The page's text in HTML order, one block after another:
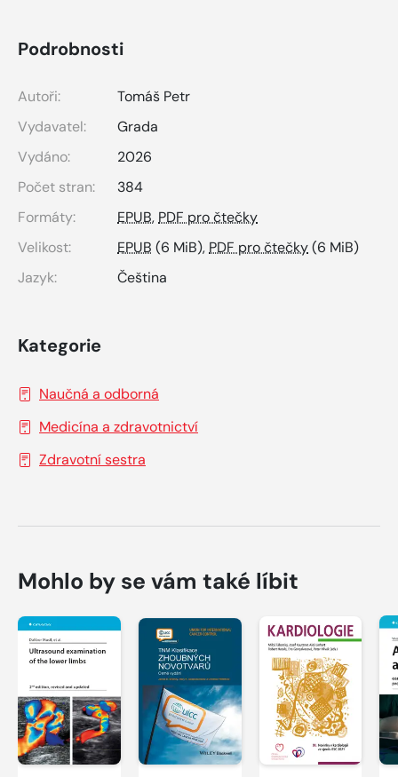
Podrobnosti
Autoři:
Tomáš Petr
Vydavatel:
Grada
Vydáno:
2026
Počet stran:
384
Formáty:
EPUB, PDF pro čtečky
Velikost:
EPUB (6 MiB), PDF pro čtečky(6 MiB)
Jazyk:
Čeština
Kategorie
Naučná a odborná
Medicína a zdravotnictví
Zdravotní sestra
Mohlo by se vám také líbit